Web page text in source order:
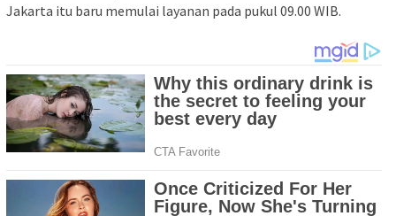
Jakarta itu baru memulai layanan pada pukul 09.00 WIB.